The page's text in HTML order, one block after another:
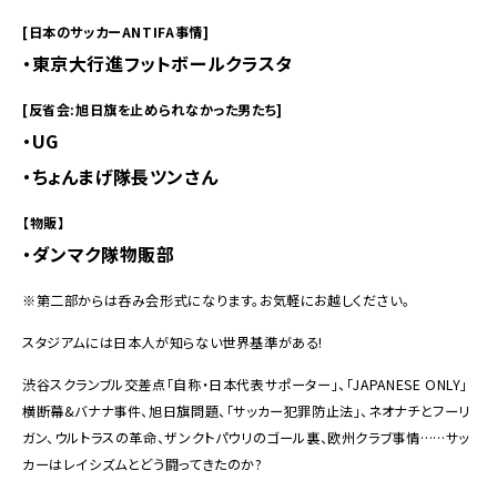
[日本のサッカーANTIFA事情]
・東京大行進フットボールクラスタ
[反省会:旭日旗を止められなかった男たち]
・UG
・ちょんまげ隊長ツンさん
【物販】
・ダンマク隊物販部
※第二部からは呑み会形式になります。お気軽にお越しください。
スタジアムには日本人が知らない世界基準がある!
渋谷スクランブル交差点「自称・日本代表サポーター」、「JAPANESE ONLY」
横断幕&バナナ事件、旭日旗問題、「サッカー犯罪防止法」、ネオナチとフーリ
ガン、ウルトラスの革命、ザンクトパウリのゴール裏、欧州クラブ事情……サッ
カーはレイシズムとどう闘ってきたのか?